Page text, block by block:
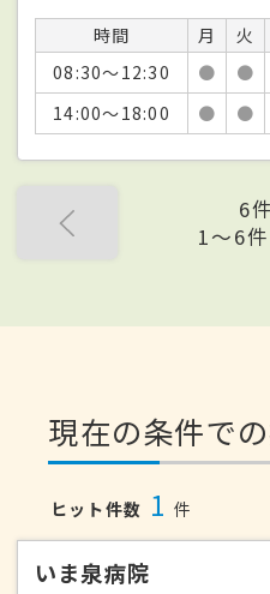
時間 月 火
08:30～12:30
● ●
14:00～18:00
● ●
6
1〜6
現在の条件で
ヒット件数 1 件
いま泉病院